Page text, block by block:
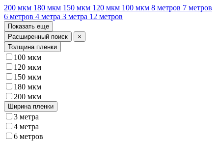
200 мкм 180 мкм 150 мкм 120 мкм 100 мкм 8 метров 7 метров
6 метров 4 метра 3 метра 12 метров
Показать еще
Расширенный поиск
×
Толщина пленки
100 мкм
120 мкм
150 мкм
180 мкм
200 мкм
Ширина пленки
3 метра
4 метра
6 метров